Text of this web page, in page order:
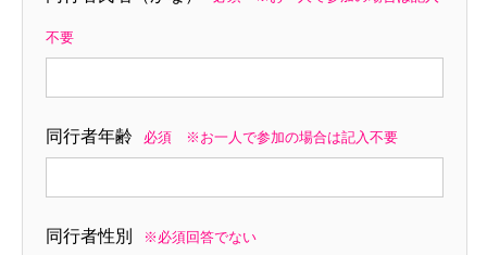
不要
同行者年齢 必須 ※お一人で参加の場合は記入不要
同行者性別 ※必須回答でない